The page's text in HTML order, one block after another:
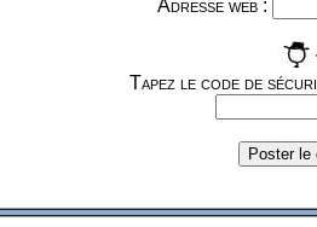
Adresse web :
Tapez le code de